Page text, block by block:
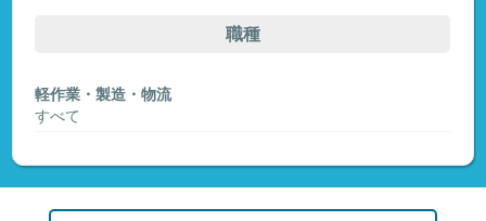
職種
軽作業・製造・物流
すべて